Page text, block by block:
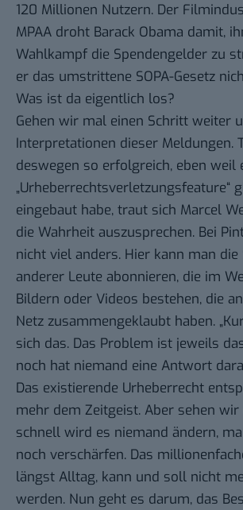
120 Millionen Nutzern. Der
MPAA droht Barack Obama damit,
Wahlkampf die Spendengelder zu
er das umstrittene SOPA-Gesetz
Was ist da eigentlich los?
Gehen wir mal einen Schritt weiter
Interpretationen dieser Meldungen.
deswegen so erfolgreich, eben weil
„Urheberrechtsverletzungsfeature“
eingebaut habe, traut sich Marcel
die Wahrheit auszusprechen. Bei
nicht viel anders. Hier kann man die
anderer Leute abonnieren, die im
Bildern oder Videos bestehen, die
Netz zusammengeklaubt haben.
sich das. Das Problem ist jeweils
noch hat niemand eine Antwort
Das existierende Urheberrecht
mehr dem Zeitgeist. Aber sehen wir
schnell wird es niemand ändern,
noch verschärfen. Das
längst Alltag, kann und soll nicht
werden. Nun geht es darum, das